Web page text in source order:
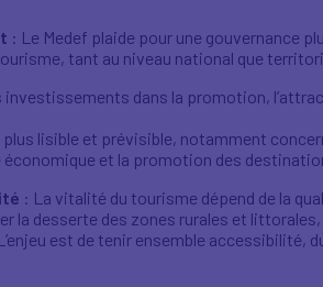
: Le Medef plaide pour une gouvernance
tant au niveau national que
investissements dans la promotion,
lisible et prévisible, notamment
et la promotion des
: La vitalité du tourisme dépend de la
desserte des zones rurales et
est de tenir ensemble accessibilité,